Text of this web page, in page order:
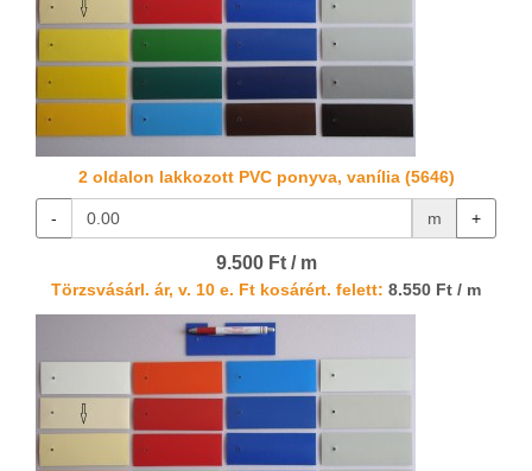
2 oldalon lakkozott PVC ponyva, vanília (5646)
- m +
9.500 Ft / m
Törzsvásárl. ár, v. 10 e. Ft kosárért. felett: 8.550 Ft / m